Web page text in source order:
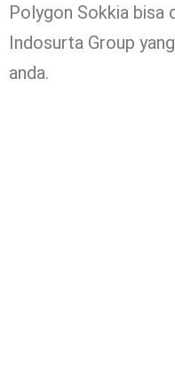
Polygon Sokkia bisa
Indosurta Group
anda.